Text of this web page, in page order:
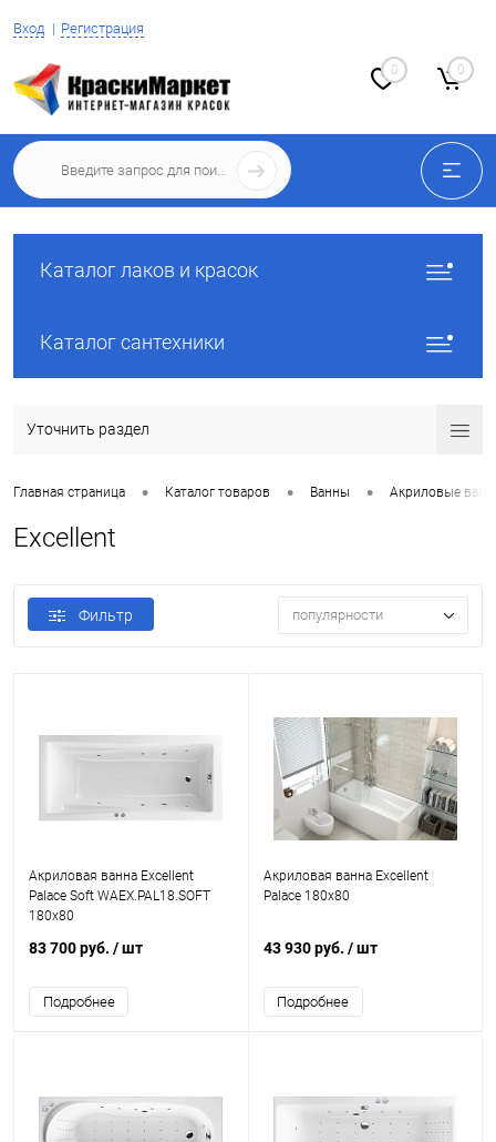
Вход Регистрация
0 0
Каталог лаков и красок
Каталог сантехники
Уточнить раздел
Главная страница • Каталог товаров • Ванны • Акриловые
Excellent
Фильтр популярности
Акриловая ванна Excellent
Palace Soft WAEX.PAL18.SOFT
180x80
83 700 руб. / шт
Подробнее
Акриловая ванна Excellent
Palace 180x80
43 930 руб. / шт
Подробнее